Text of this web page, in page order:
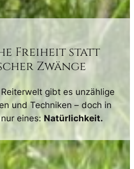
Freiheit statt
Zwänge
gibt es unzählige
und Techniken – doch in
eines:Natürlichkeit.